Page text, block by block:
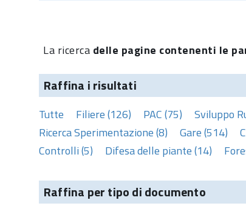
La ricerca delle pagine contenenti le
Raffina i risultati
Tutte Filiere (126) PAC (75) Sviluppo
Ricerca Sperimentazione (8)
Gare (514)
Controlli (5)
Difesa delle piante (14)
Raffina per tipo di documento